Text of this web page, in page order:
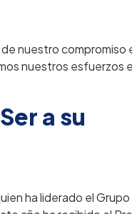
nuestro compromiso
nuestros esfuerzos
a su
ha liderado el